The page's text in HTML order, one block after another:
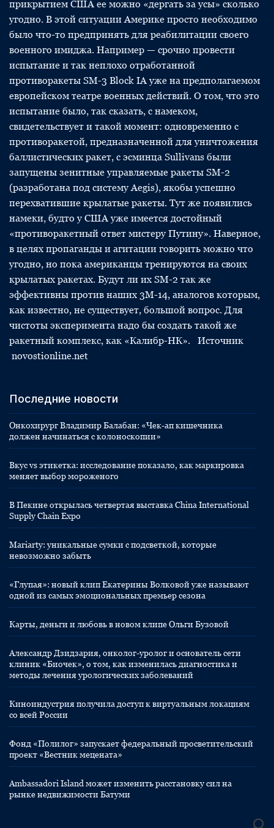
прикрытием США ее можно «дергать за усы» сколько
угодно. В этой ситуации Америке просто необходимо
было что-то предпринять для реабилитации своего
военного имиджа. Например — срочно провести
испытание и так неплохо отработанной
противоракеты SM-3 Block IA уже на предполагаемом
европейском театре военных действий. О том, что это
испытание было, так сказать, с намеком,
свидетельствует и такой момент: одновременно с
противоракетой, предназначенной для уничтожения
баллистических ракет, с эсминца Sullivans были
запущены зенитные управляемые ракеты SM-2
(разработана под систему Aegis), якобы успешно
перехватившие крылатые ракеты. Тут же появились
намеки, будто у США уже имеется достойный
«противоракетный ответ мистеру Путину». Наверное,
в целях пропаганды и агитации говорить можно что
угодно, но пока американцы тренируются на своих
крылатых ракетах. Будут ли их SM-2 так же
эффективны против наших 3М-14, аналогов которым,
как известно, не существует, большой вопрос. Для
чистоты эксперимента надо бы создать такой же
ракетный комплекс, как «Калибр-НК». Источник
novostionline.net
Последние новости
Онкохирург Владимир Балабан: «Чек-ап кишечника
должен начинаться с колоноскопии»
Вкус vs этикетка: исследование показало, как маркировка
меняет выбор мороженого
В Пекине открылась четвертая выставка China International
Supply Chain Expo
Mariarty: уникальные сумки с подсветкой, которые
невозможно забыть
«Глупая»: новый клип Екатерины Волковой уже называют
одной из самых эмоциональных премьер сезона
Карты, деньги и любовь в новом клипе Ольги Бузовой
Александр Дзидзария, онколог-уролог и основатель сети
клиник «Биочек», о том, как изменилась диагностика и
методы лечения урологических заболеваний
Киноиндустрия получила доступ к виртуальным локациям
со всей России
Фонд «Полилог» запускает федеральный просветительский
проект «Вестник мецената»
Ambassadori Island может изменить расстановку сил на
рынке недвижимости Батуми